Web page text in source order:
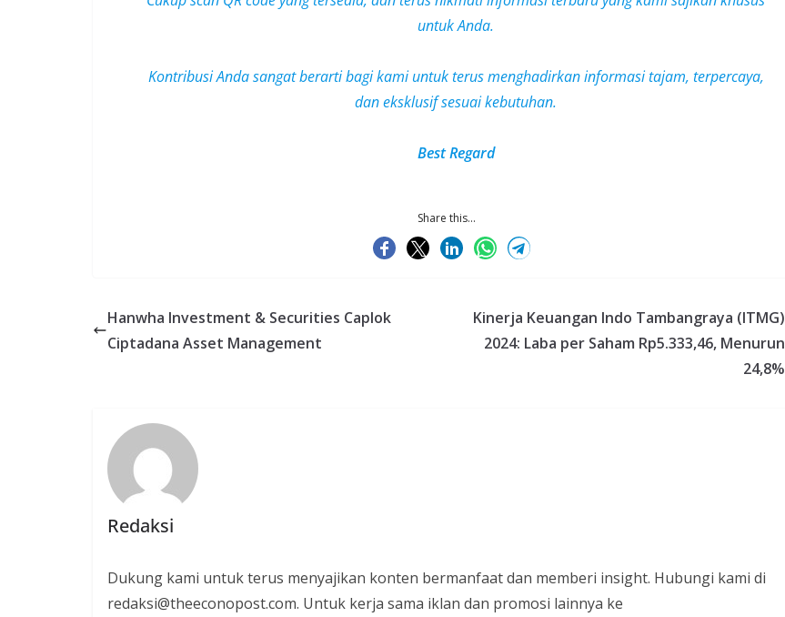
untuk Anda.
Kontribusi Anda sangat berarti bagi kami untuk terus menghadirkan informasi tajam, terpercaya,
daneksklusifsesuai kebutuhan.
Best Regard
Share this...
Hanwha Investment & Securities Caplok
Ciptadana Asset Management
Kinerja Keuangan Indo Tambangraya (ITMG)
2024: Laba per Saham Rp5.333,46, Menurun
24,8%
Redaksi
Dukung kami untuk terus menyajikan konten bermanfaat dan memberi insight. Hubungi kami di
redaksi@theeconopost.com. Untuk kerja sama iklan dan promosi lainnya ke